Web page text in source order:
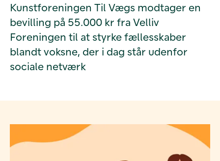
Kunstforeningen Til Vægs modtager en
bevilling på 55.000 kr fra Velliv
Foreningen til at styrke fællesskaber
blandt voksne, der i dag står udenfor
sociale netværk